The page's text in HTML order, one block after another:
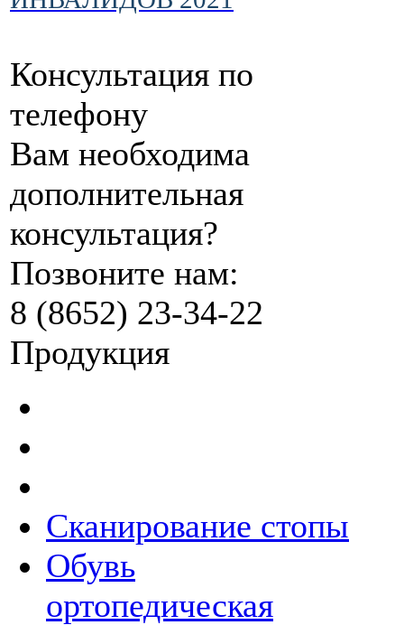
Консультация по
телефону
Вам необходима
дополнительная
консультация?
Позвоните нам:
8 (8652) 23-34-22
Продукция
Сканирование стопы
Обувь
ортопедическая